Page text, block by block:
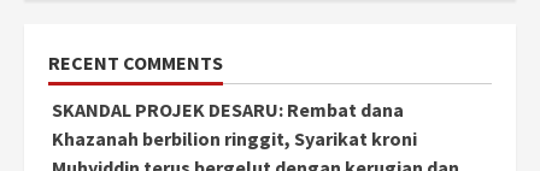
RECENT COMMENTS
SKANDAL PROJEK DESARU: Rembat dana
Khazanah berbilion ringgit, Syarikat kroni